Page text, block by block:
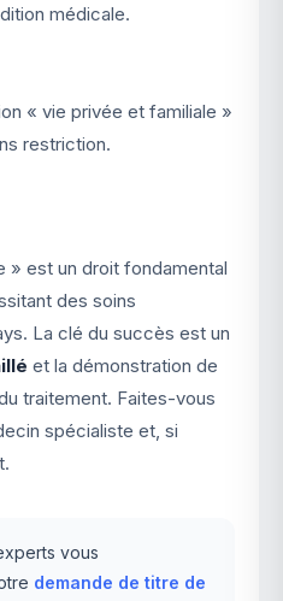
médicale.
« vie privée et familiale »
restriction.
» est un droit fondamental
des soins
La clé du succès est un
et la démonstration de
traitement. Faites-vous
spécialiste et, si
vous
demande de titre de